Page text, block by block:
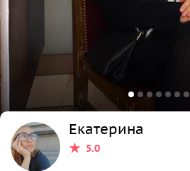
Екатерина
5.0